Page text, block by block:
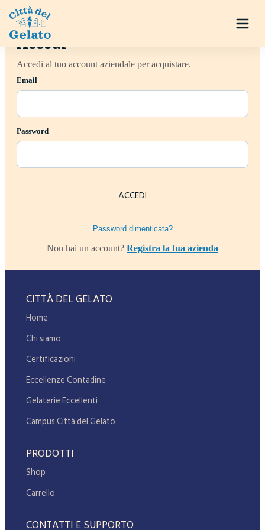
Accedi
Accedi al tuo account aziendale per acquistare.
Email
Password
ACCEDI
Password dimenticata?
Non hai un account? Registra la tua azienda
CITTÀ DEL GELATO
Home
Chi siamo
Certificazioni
Eccellenze Contadine
Gelaterie Eccellenti
Campus Città del Gelato
PRODOTTI
Shop
Carrello
CONTATTI E SUPPORTO